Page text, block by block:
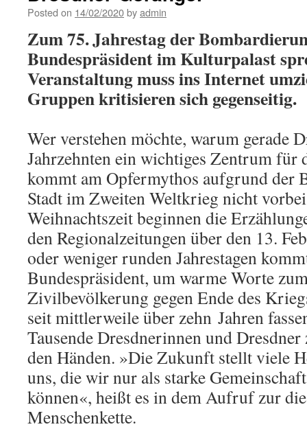
Posted on 14/02/2020byadmin
Zum 75. Jahrestag der
Bundes­präsident im Kulturpalast
Veranstaltung muss ins Internet
Gruppen kritisieren sich gegenseitig.
Wer verstehen möchte, warum gerade
Jahrzehnten ein wichtiges Zentrum für
kommt am Opfermythos aufgrund der
Stadt im Zweiten Weltkrieg nicht
Weihnachtszeit beginnen die
den Regionalzeitungen über den 13.
oder weniger runden Jahrestagen
Bundespräsident, um warme Worte
Zivilbevölkerung gegen Ende des
seit mittlerweile über zehn Jahren
Tausende Dresdnerinnen und
den Händen. »Die Zukunft stellt viele
uns, die wir nur als starke
können«, heißt es in dem Aufruf zur
Menschenkette.